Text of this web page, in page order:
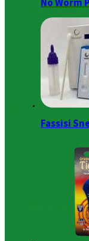
No Worm
Fassisi